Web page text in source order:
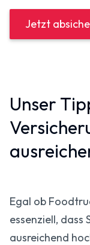
Jetzt
Unser
Egal ob
essenziell, dass
ausreichend